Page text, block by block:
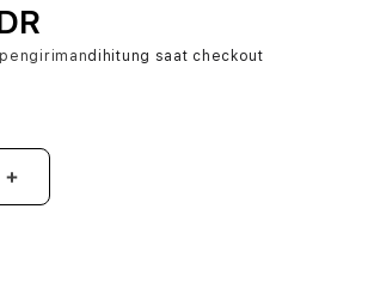
dihitung saat checkout
Tambah
jumlah